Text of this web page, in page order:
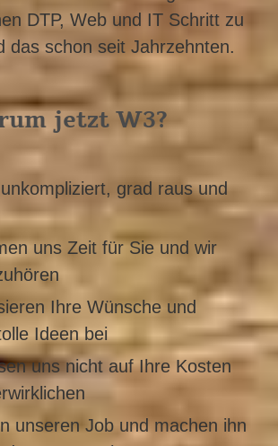
DTP, Web und IT Schritt zu
das schon seit Jahrzehnten.
jetzt W3?
grad raus und
uns Zeit für Sie und wir
Ihre Wünsche und
Ideen bei
uns nicht auf Ihre Kosten
unseren Job und machen ihn